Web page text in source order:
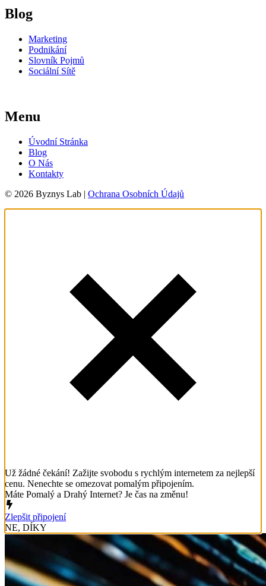
Blog
Marketing
Podnikání
Slovník Pojmů
Sociální Sítě
Menu
Úvodní Stránka
Blog
O Nás
Kontakty
© 2026 Byznys Lab | Ochrana Osobních Údajů
Už žádné čekání! Zažijte svobodu s rychlým internetem za nejlepší
cenu. Nenechte se omezovat pomalým připojením.
Máte Pomalý a Drahý Internet? Je čas na změnu!
Zlepšit připojení
NE, DÍKY